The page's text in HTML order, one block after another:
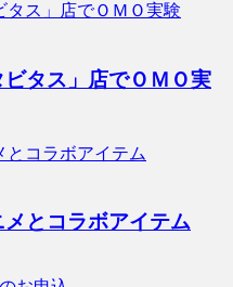
タス」店でＯＭＯ実
とコラボアイテム